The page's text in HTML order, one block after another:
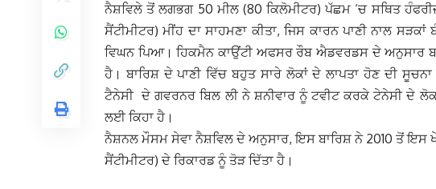
ਨੈਸ਼ਵਿਲੇ ਤੋਂ ਲਗਭਗ 50 ਮੀਲ (80 ਕਿਲੋਮੀਟਰ) ਪੱਛਮ ‘ਚ ਸਥਿਤ
ਸੈਂਟੀਮੀਟਰ) ਮੀਂਹ ਦਾ ਸਾਹਮਣਾ ਕੀਤਾ, ਜਿਸ ਕਾਰਨ ਪਾਣੀ ਨਾਲ
ਵਿਘਨ ਪਿਆ। ਹਿਕਮੈਨ ਕਾਉਂਟੀ ਅਫਸਰ ਰੌਬ ਐਡਵਰਡਸ ਦੇ ਅਨੁਸਾਰ
ਹੈ। ਬਾਰਿਸ਼ ਦੇ ਪਾਣੀ ਵਿੱਚ ਬਹੁਤ ਸਾਰੇ ਲੋਕਾਂ ਦੇ ਲਾਪਤਾ ਹੋਣ ਦੀ
ਟੈਨੇਸੀ ਦੇ ਗਵਰਨਰ ਬਿਲ ਲੀ ਨੇ ਸ਼ਨੀਵਾਰ ਨੂੰ ਟਵੀਟ ਕਰਕੇ ਟੇਨੇਸੀ ਦੇ
ਲਈ ਕਿਹਾ ਹੈ।
ਨੈਸ਼ਨਲ ਮੌਸਮ ਸੇਵਾ ਨੈਸ਼ਵਿਲ ਦੇ ਅਨੁਸਾਰ, ਇਸ ਬਾਰਿਸ਼ ਨੇ 2010 ਤੋਂ
ਸੈਂਟੀਮੀਟਰ) ਦੇ ਰਿਕਾਰਡ ਨੂੰ ਤੋੜ ਦਿੱਤਾ ਹੈ।